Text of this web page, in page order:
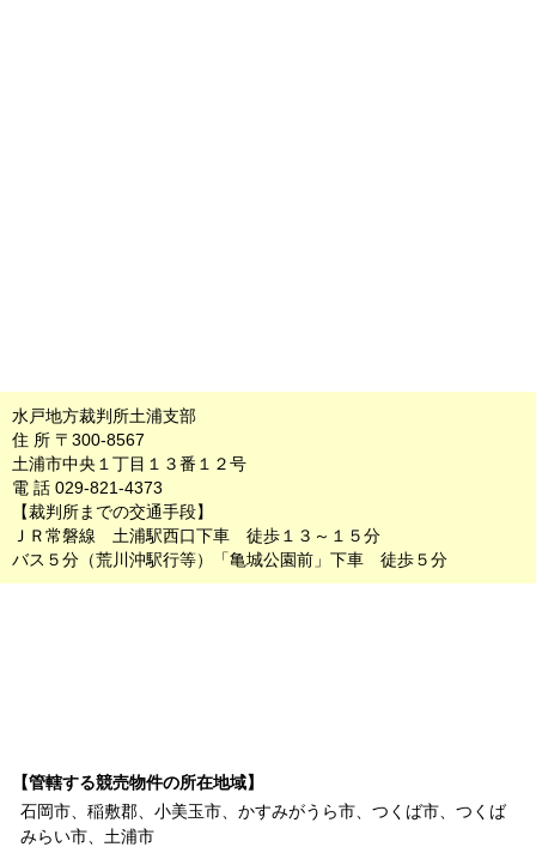
水戸地方裁判所土浦支部
住 所 〒300-8567
土浦市中央１丁目１３番１２号
電 話 029-821-4373
【裁判所までの交通手段】
ＪＲ常磐線 土浦駅西口下車 徒歩１３～１５分
バス５分（荒川沖駅行等）「亀城公園前」下車 徒歩５分
【管轄する競売物件の所在地域】
石岡市、稲敷郡、小美玉市、かすみがうら市、つくば市、つくば
みらい市、土浦市